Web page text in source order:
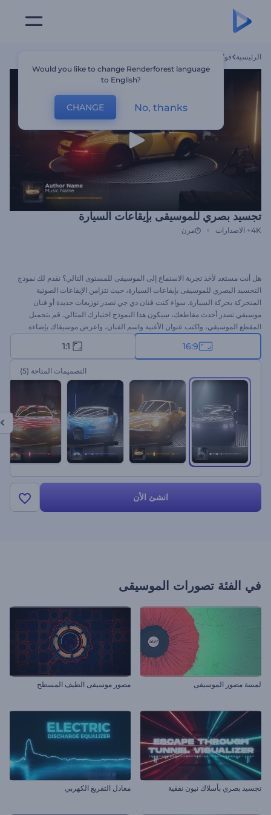
الرئيسية قوالب
تجسيد بصري للموسيقى بإيقاعات السيارة
4K+ الاصدارات مرن
هل أنت مستعد لأخذ تجربة الاستماع إلى الموسيقى للمستوى التالي؟ نقدم لك نموذج
التجسيد البصري للموسيقى بإيقاعات السيارة، حيث تتزامن الإيقاعات الصوتية
المتحركة بحركة السيارة. سواء كنت فنان دي جي تصدر توزيعات جديدة أو فنان
موسيقي تصدر أحدث مقاطعك، سيكون هذا النموذج اختيارك المثالي. قم بتحميل
المقطع الموسيقي، واكتب عنوان الأغنية واسم الفنان، واعرض موسيقاك بإضاءة
جديدة. ابدأ الآن ودع الموسيقى تبض بالعروض البصرية للسيارات!
16:9
1:1
التصميمات المتاحة (5)
انشئ الأن
في الفئة تصورات الموسيقى
لمسة مصور الموسيقى مصور موسيقى الطيف المسطح
تجسيد بصري بأسلاك نيون نفقية معادل التفريغ الكهربي
Would you like to change Renderforest language
to English?
CHANGE No, thanks